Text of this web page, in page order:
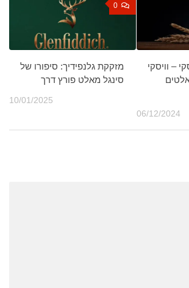
0
מזקקת גלנפידיך: סיפורו של
סינגל מאלט פורץ דרך
10/01/2025
– וויסקי
06/12/2024